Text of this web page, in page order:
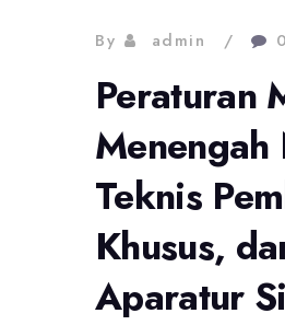
By admin
Peraturan
Teknis
Khusus,
Aparatur